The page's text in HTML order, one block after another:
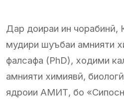
Дар доираи ин
мудири шуъбаи амнияти
фалсафа (PhD), ходими
амнияти химиявӣ,
ядроии АМИТ, бо